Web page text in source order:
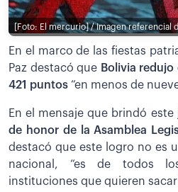
[Foto: El mercurio] / Imagen referencial
En el marco de las fiestas
Paz destacó que Bolivia
421 puntos “en menos de
En el mensaje que brindó
de honor de la Asamblea
destacó que este logro no es
nacional, “es de todos
instituciones que quieren